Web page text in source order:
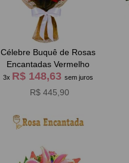
Célebre Buquê de Rosas
Encantadas Vermelho
3x R$ 148,63sem juros
R$ 445,90